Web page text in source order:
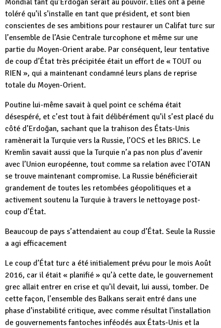
Mondial tant qu’Erdoğan serait au pouvoir. Elles ont à peine
toléré qu’il s’installe en tant que président, et sont bien
conscientes de ses ambitions pour restaurer un Califat turc sur
l’ensemble de l’Asie Centrale turcophone et même sur une
partie du Moyen-Orient arabe. Par conséquent, leur tentative
de coup d’État très précipitée était un effort de « TOUT ou
RIEN », qui a maintenant condamné leurs plans de reprise
totale du Moyen-Orient.
Poutine lui-même savait à quel point ce schéma était
désespéré, et c’est tout à fait délibérément qu’il s’est placé du
côté d’Erdoğan, sachant que la trahison des États-Unis
ramènerait la Turquie vers la Russie, l’OCS et les BRICS. Le
Kremlin savait aussi que la Turquie n’a pas non plus d’avenir
avec l’Union européenne, tout comme sa relation avec l’OTAN
se trouve maintenant compromise. La Russie bénéficierait
grandement de toutes les retombées géopolitiques et a
activement soutenu la Turquie à travers le nettoyage post-
coup d’État.
Beaucoup de pays s’attendaient au coup d’État. Seule la Russie
a agi efficacement
Le coup d’État turc a été initialement prévu pour le mois Août
2016, car il était « planifié » qu’à cette date, le gouvernement
grec allait entrer en crise et qu’il devait, lui aussi, tomber. De
cette façon, l’ensemble des Balkans serait entré dans une
phase d’instabilité critique, avec comme résultat l’installation
de gouvernements fantoches inféodés aux États-Unis et la